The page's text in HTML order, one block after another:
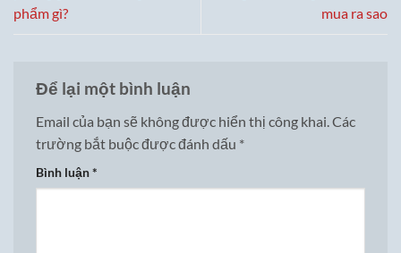
phẩm gì?
mua ra sao
Để lại một bình luận
Email của bạn sẽ không được hiển thị công khai.Các
trường bắt buộc được đánh dấu *
Bình luận*